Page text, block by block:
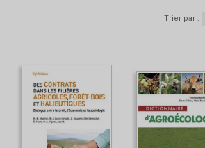
Trier par :